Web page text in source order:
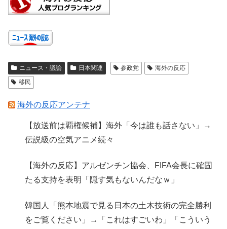
ニュース・議論 日本関連 参政党
海外の反応
移民
海外の反応アンテナ
【放送前は覇権候補】海外「今は誰も話さない」→
伝説級の空気アニメ続々
【海外の反応】アルゼンチン協会、FIFA会長に確固
たる支持を表明「隠す気もないんだなｗ」
韓国人「熊本地震で見る日本の土木技術の完全勝利
をご覧ください」→「これはすごいわ」「こういう